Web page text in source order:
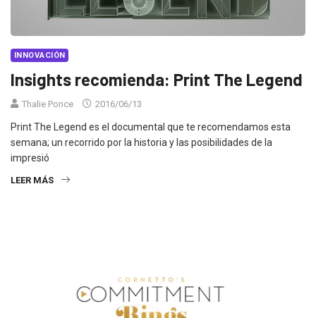
INNOVACIÓN
Insights recomienda: Print The Legend
Thalie Ponce 2016/06/13
Print The Legend es el documental que te recomendamos esta
semana; un recorrido por la historia y las posibilidades de la
impresió
LEER MÁS